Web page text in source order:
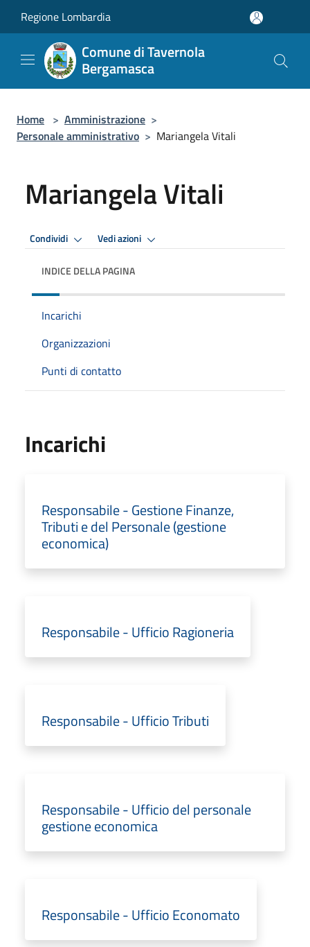
Regione Lombardia
Comune di Tavernola
Bergamasca
Home > Amministrazione >
Personale amministrativo > Mariangela Vitali
Mariangela Vitali
Condividi Vedi azioni
INDICE DELLA PAGINA
Incarichi
Organizzazioni
Punti di contatto
Incarichi
Responsabile - Gestione Finanze,
Tributi e del Personale (gestione
economica)
Responsabile - Ufficio Ragioneria
Responsabile - Ufficio Tributi
Responsabile - Ufficio del personale
gestione economica
Responsabile - Ufficio Economato